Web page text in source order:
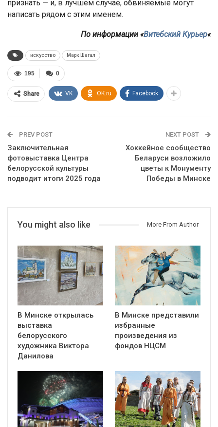
признать — и, в лучшем случае, обвиняемые могут
написать рядом с этим именем.
По информации «Витебский Курьер«
искусство Марк Шагал
0
195
Share VK OK.ru Facebook
PREV POST
Заключительная
фотовыставка Центра
белорусской культуры
подводит итоги 2025 года
NEXT POST
Хоккейное сообщество
Беларуси возложило
цветы к Монументу
Победы в Минске
You might also like More From Author
В Минске открылась
выставка
белорусского
художника Виктора
Данилова
В Минске представили
избранные
произведения из
фондов НЦСМ